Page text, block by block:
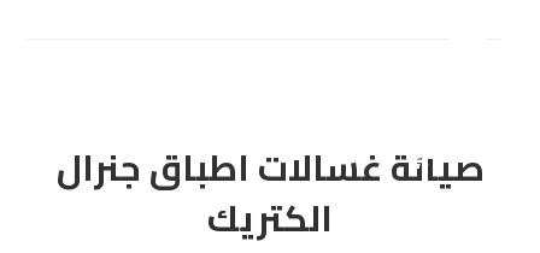
صيانة غسالات اطباق جنرال
الكتريك